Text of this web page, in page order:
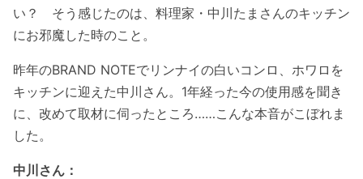
い？ そう感じたのは、料理家・中川たまさんのキッチン
にお邪魔した時のこと。
昨年のBRAND NOTEでリンナイの白いコンロ、ホワロを
キッチンに迎えた中川さん。1年経った今の使用感を聞き
に、改めて取材に伺ったところ……こんな本音がこぼれま
した。
中川さん：